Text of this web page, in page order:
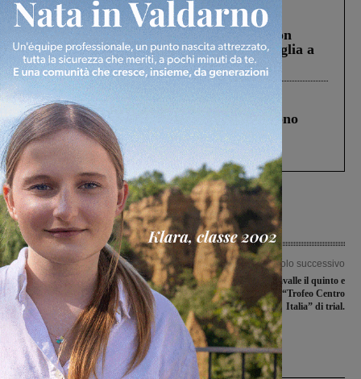
Cronaca 3 Agosto 2026
Scomparso da una struttura di Castiglion
Fiorentino l’uomo che aveva ucciso la figlia a
Levane nel 2020
Cronaca 4 Agosto 2026
Un anno fa la strage in A1 in cui morirono
Gianni, Giulia e Franco. Lo schianto, il
processo, lo stop ai sorpassi fra tir....
Articolo precedente
L’I.C. Petrarca partner associato del
progetto Go Green! Obiettivo
sensibilizzare e dare un contributo
concreto alla transizione ecologica
Articolo successivo
Disputato a Miravalle il quinto e
ultimo round del “Trofeo Centro
Italia” di trial.
Ultime Notizie